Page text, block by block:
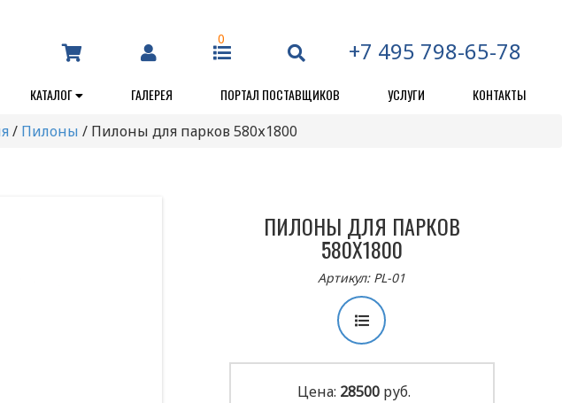
0 +7 495 798-65-78
КАТАЛОГ ГАЛЕРЕЯ ПОРТАЛ ПОСТАВЩИКОВ УСЛУГИ КОНТАКТЫ
/ Пилоны / Пилоны для парков 580х1800
ПИЛОНЫ ДЛЯ ПАРКОВ
580Х1800
Артикул: PL-01
Цена: 28500 руб.